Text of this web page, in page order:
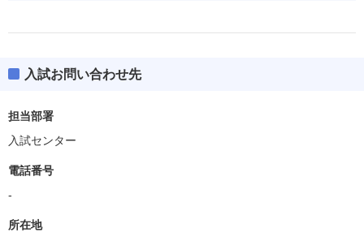
入試お問い合わせ先
担当部署
入試センター
電話番号
-
所在地